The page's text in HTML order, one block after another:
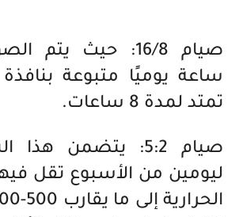
ساعة يوميًا متبوعة بنافذة
تمتد لمدة 8 ساعات.
صيام 5:2: يتضمن
ليومين من الأسبوع تقل